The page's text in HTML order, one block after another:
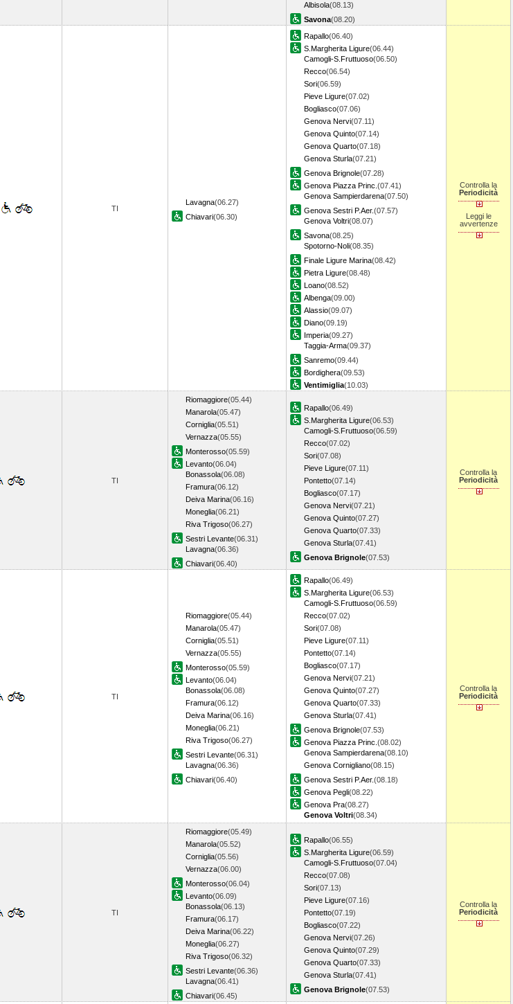
Albisola(08.13)
Savona(08.20)
TI
Lavagna(06.27)
Chiavari(06.30)
Rapallo(06.40)
S.Margherita Ligure(06.44)
Camogli-S.Fruttuoso(06.50)
Recco(06.54)
Sori(06.59)
Pieve Ligure(07.02)
Bogliasco(07.06)
Genova Nervi(07.11)
Genova Quinto(07.14)
Genova Quarto(07.18)
Genova Sturla(07.21)
Genova Brignole(07.28)
Genova Piazza Princ. (07.41)
Genova Sampierdarena(07.50)
Genova Sestri P.Aer.(07.57)
Genova Voltri(08.07)
Savona(08.25)
Spotorno-Noli(08.35)
Finale Ligure Marina(08.42)
Pietra Ligure(08.48)
Loano(08.52)
Albenga(09.00)
Alassio(09.07)
Diano(09.19)
Imperia(09.27)
Taggia-Arma(09.37)
Sanremo(09.44)
Bordighera(09.53)
Ventimiglia(10.03)
Controlla la
Periodicità
Leggi le
avvertenze
TI
Riomaggiore(05.44)
Manarola(05.47)
Corniglia(05.51)
Vernazza(05.55)
Monterosso(05.59)
Levanto(06.04)
Bonassola(06.08)
Framura(06.12)
Deiva Marina(06.16)
Moneglia(06.21)
Riva Trigoso(06.27)
Sestri Levante(06.31)
Lavagna(06.36)
Chiavari(06.40)
Rapallo(06.49)
S.Margherita Ligure(06.53)
Camogli-S.Fruttuoso(06.59)
Recco(07.02)
Sori(07.08)
Pieve Ligure(07.11)
Pontetto(07.14)
Bogliasco(07.17)
Genova Nervi(07.21)
Genova Quinto(07.27)
Genova Quarto(07.33)
Genova Sturla(07.41)
Genova Brignole(07.53)
Controlla la
Periodicità
TI
Riomaggiore(05.44)
Manarola(05.47)
Corniglia(05.51)
Vernazza(05.55)
Monterosso(05.59)
Levanto(06.04)
Bonassola(06.08)
Framura(06.12)
Deiva Marina(06.16)
Moneglia(06.21)
Riva Trigoso(06.27)
Sestri Levante(06.31)
Lavagna(06.36)
Chiavari(06.40)
Rapallo(06.49)
S.Margherita Ligure(06.53)
Camogli-S.Fruttuoso(06.59)
Recco(07.02)
Sori(07.08)
Pieve Ligure(07.11)
Pontetto(07.14)
Bogliasco(07.17)
Genova Nervi(07.21)
Genova Quinto(07.27)
Genova Quarto(07.33)
Genova Sturla(07.41)
Genova Brignole(07.53)
Genova Piazza Princ. (08.02)
Genova Sampierdarena(08.10)
Genova Cornigliano(08.15)
Genova Sestri P.Aer.(08.18)
Genova Pegli(08.22)
Genova Pra(08.27)
Genova Voltri(08.34)
Controlla la
Periodicità
TI
Riomaggiore(05.49)
Manarola(05.52)
Corniglia(05.56)
Vernazza(06.00)
Monterosso(06.04)
Levanto(06.09)
Bonassola(06.13)
Framura(06.17)
Deiva Marina(06.22)
Moneglia(06.27)
Riva Trigoso(06.32)
Sestri Levante(06.36)
Lavagna(06.41)
Chiavari(06.45)
Rapallo(06.55)
S.Margherita Ligure(06.59)
Camogli-S.Fruttuoso(07.04)
Recco(07.08)
Sori(07.13)
Pieve Ligure(07.16)
Pontetto(07.19)
Bogliasco(07.22)
Genova Nervi(07.26)
Genova Quinto(07.29)
Genova Quarto(07.33)
Genova Sturla(07.41)
Genova Brignole(07.53)
Controlla la
Periodicità